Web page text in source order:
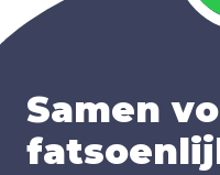
Samen